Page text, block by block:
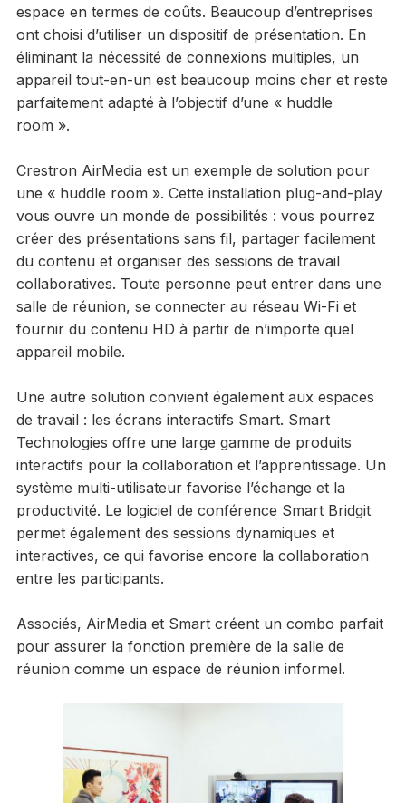
espace en termes de coûts. Beaucoup d’entreprises
ont choisi d’utiliser un dispositif de présentation. En
éliminant la nécessité de connexions multiples, un
appareil tout-en-un est beaucoup moins cher et reste
parfaitement adapté à l’objectif d’une « huddle
room ».
Crestron AirMedia est un exemple de solution pour
une « huddle room ». Cette installation plug-and-play
vous ouvre un monde de possibilités : vous pourrez
créer des présentations sans fil, partager facilement
du contenu et organiser des sessions de travail
collaboratives. Toute personne peut entrer dans une
salle de réunion, se connecter au réseau Wi-Fi et
fournir du contenu HD à partir de n’importe quel
appareil mobile.
Une autre solution convient également aux espaces
de travail : les écrans interactifs Smart. Smart
Technologies offre une large gamme de produits
interactifs pour la collaboration et l’apprentissage. Un
système multi-utilisateur favorise l’échange et la
productivité. Le logiciel de conférence Smart Bridgit
permet également des sessions dynamiques et
interactives, ce qui favorise encore la collaboration
entre les participants.
Associés, AirMedia et Smart créent un combo parfait
pour assurer la fonction première de la salle de
réunion comme un espace de réunion informel.